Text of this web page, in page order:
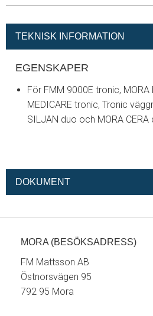
TEKNISK INFORMATION
EGENSKAPER
För FMM 9000E tronic, MORA
MEDICARE tronic, Tronic
SILJAN duo och MORA CERA
DOKUMENT
MORA (BESÖKSADRESS)
FM Mattsson AB
Östnorsvägen 95
792 95 Mora